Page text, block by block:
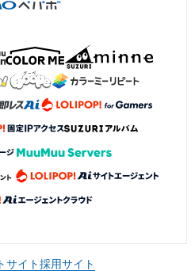
サイト採用サイト